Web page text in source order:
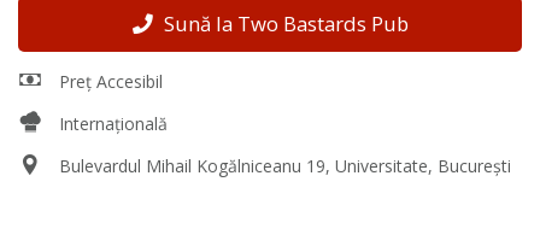
Sună la Two Bastards Pub
Preț Accesibil
Internațională
Bulevardul Mihail Kogălniceanu 19, Universitate, București